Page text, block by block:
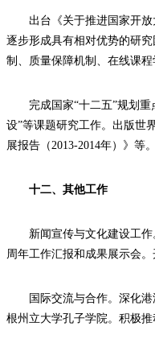
出台《关于推进国家开
逐步形成具有相对优势的研
制、质量保障机制、在线课
完成国家“十二五”规划
设”等课题研究工作。出版世
展报告（2013-2014年）》等
十二、其他工作
新闻宣传与文化建设工
周年工作汇报和成果展示会
国际交流与合作。深化
根州立大学孔子学院。积极